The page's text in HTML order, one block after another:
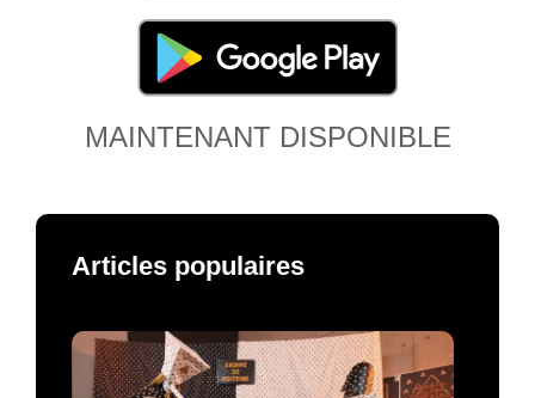
MAINTENANT DISPONIBLE
Articles populaires